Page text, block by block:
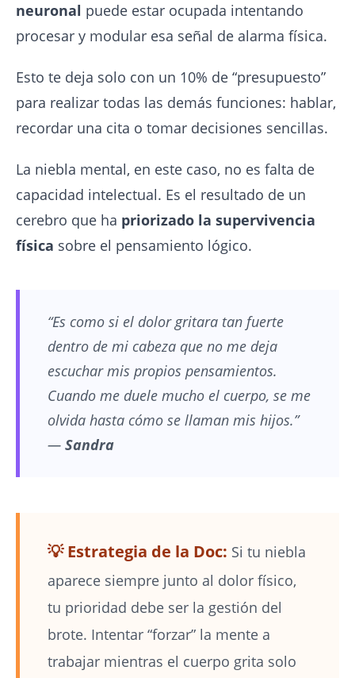
neuronal puede estar ocupada intentando
procesar y modular esa señal de alarma física.
Esto te deja solo con un 10% de “presupuesto”
para realizar todas las demás funciones: hablar,
recordar una cita o tomar decisiones sencillas.
La niebla mental, en este caso, no es falta de
capacidad intelectual. Es el resultado de un
cerebro que ha priorizado la supervivencia
física sobre el pensamiento lógico.
“Es como si el dolor gritara tan fuerte
dentro de mi cabeza que no me deja
escuchar mis propios pensamientos.
Cuando me duele mucho el cuerpo, se me
olvida hasta cómo se llaman mis hijos.”
— Sandra
💡 Estrategia de la Doc: Si tu niebla
aparece siempre junto al dolor físico,
tu prioridad debe ser la gestión del
brote. Intentar “forzar” la mente a
trabajar mientras el cuerpo grita solo